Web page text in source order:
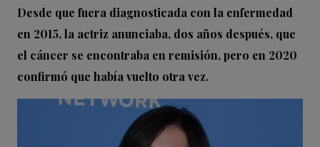
Desde que fuera diagnosticada con la enfermedad
en 2015, la actriz anunciaba, dos años después, que
el cáncer se encontraba en remisión, pero en 2020
confirmó que había vuelto otra vez.